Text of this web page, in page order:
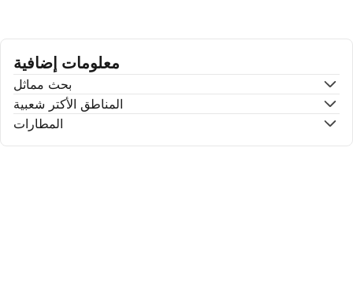
معلومات إضافية
بحث مماثل
المناطق الأكتر شعبية
المطارات